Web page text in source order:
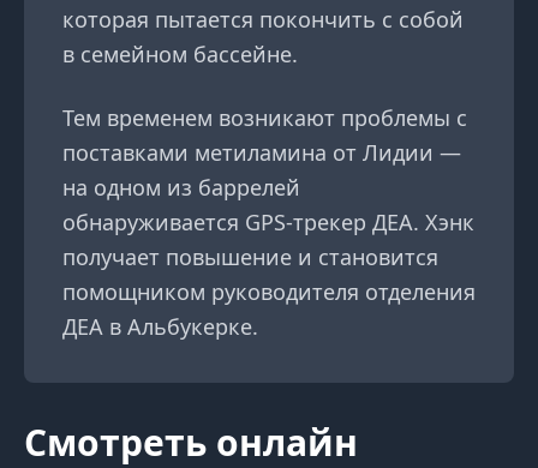
которая пытается покончить с собой
в семейном бассейне.
Тем временем возникают проблемы с
поставками метиламина от Лидии —
на одном из баррелей
обнаруживается GPS-трекер ДЕА. Хэнк
получает повышение и становится
помощником руководителя отделения
ДЕА в Альбукерке.
Смотреть онлайн